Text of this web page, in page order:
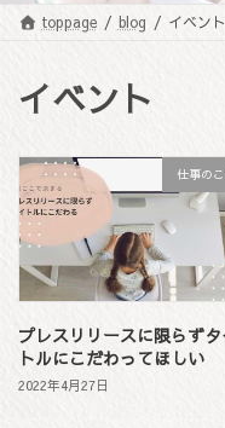
toppage blog イベント
イベント
仕事の
プレスリリースに限らずタ
トルにこだわってほしい
2022年4月27日